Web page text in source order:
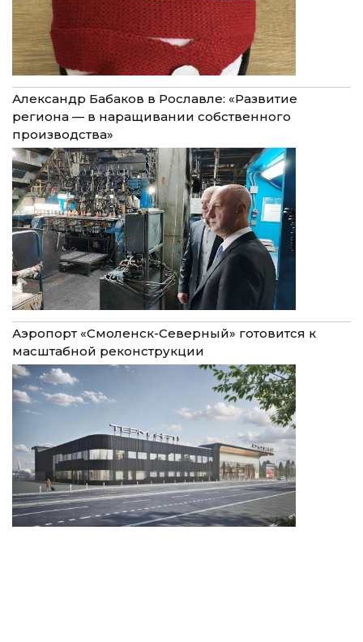
Александр Бабаков в Рославле: «Развитие
региона — в наращивании собственного
производства»
Аэропорт «Смоленск-Северный» готовится к
масштабной реконструкции